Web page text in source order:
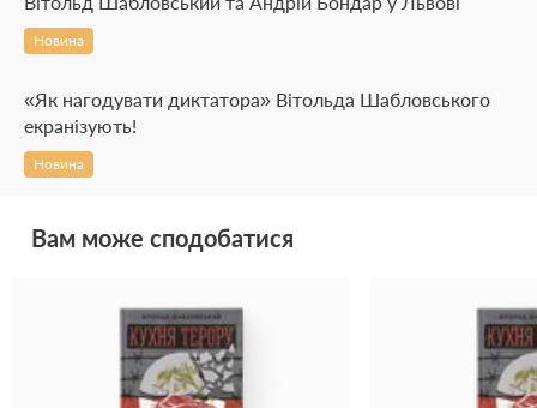
Новина
«Як нагодувати диктатора» Вітольда Шабловського
екранізують!
Новина
Вам може сподобатися